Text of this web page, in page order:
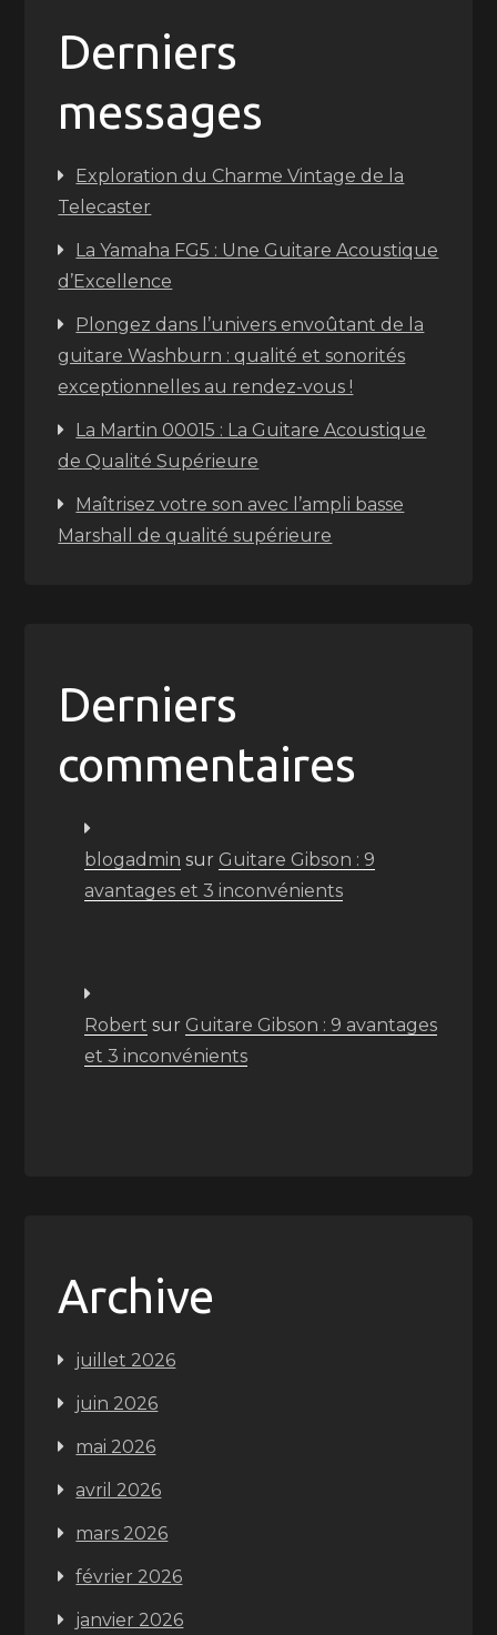
Derniers
messages
Exploration du Charme Vintage de la
Telecaster
La Yamaha FG5 : Une Guitare Acoustique
d’Excellence
Plongez dans l’univers envoûtant de la
guitare Washburn : qualité et sonorités
exceptionnelles au rendez-vous !
La Martin 00015 : La Guitare Acoustique
de Qualité Supérieure
Maîtrisez votre son avec l’ampli basse
Marshall de qualité supérieure
Derniers
commentaires
blogadmin sur Guitare Gibson : 9
avantages et 3 inconvénients
Robert sur Guitare Gibson : 9 avantages
et 3 inconvénients
Archive
juillet 2026
juin 2026
mai 2026
avril 2026
mars 2026
février 2026
janvier 2026